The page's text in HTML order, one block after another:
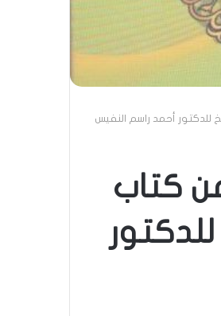
للدكتور أحمد راسم النفيس
كتاب